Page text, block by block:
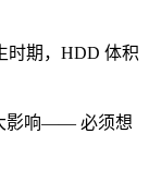
时期，HDD 体积
影响—— 必须想